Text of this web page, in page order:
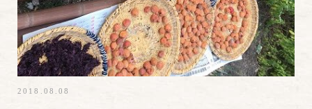
2018.08.08